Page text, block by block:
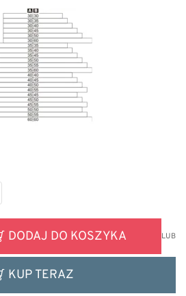
DODAJ DO KOSZYKA LUB
KUP TERAZ